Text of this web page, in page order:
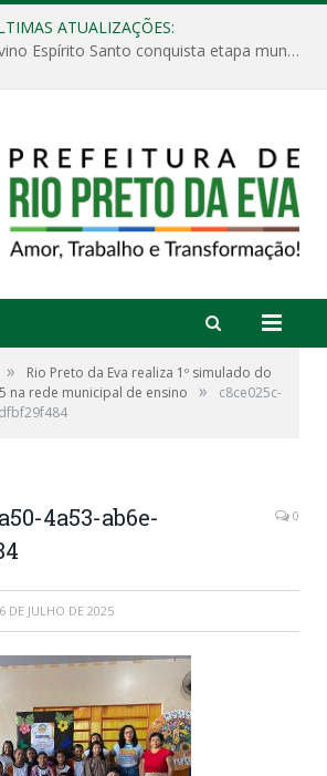
ATUALIZAÇÕES:
Escola Municipal Divino Espírito Santo conquista etapa municipal da V Feira Amazonense de Matemática
»
Rio Preto da Eva realiza 1º simulado do
na rede municipal de ensino
»
c8ce025c-
4a53-ab6e-
0
6 DE JULHO DE 2025